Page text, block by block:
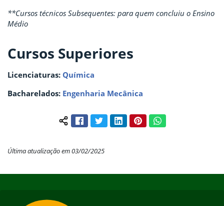
**Cursos técnicos Subsequentes: para quem concluiu o Ensino
Médio
Cursos Superiores
Licenciaturas: Química
Bacharelados: Engenharia Mecânica
Compartilhar conteúdo:
FacebookTwitterLinkedInPinterestWhatsApp
Última atualização em 03/02/2025